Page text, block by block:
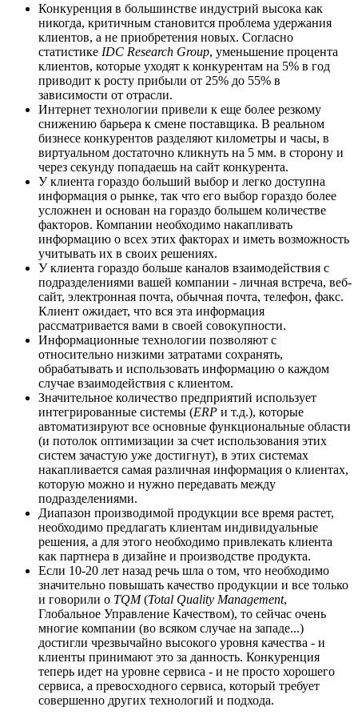
Конкуренция в большинстве индустрий высока как
никогда, критичным становится проблема удержания
клиентов, а не приобретения новых. Согласно
статистике IDC Research Group, уменьшение процента
клиентов, которые уходят к конкурентам на 5% в год
приводит к росту прибыли от 25% до 55% в
зависимости от отрасли.
Интернет технологии привели к еще более резкому
снижению барьера к смене поставщика. В реальном
бизнесе конкурентов разделяют километры и часы, в
виртуальном достаточно кликнуть на 5 мм. в сторону и
через секунду попадаешь на сайт конкурента.
У клиента гораздо больший выбор и легко доступна
информация о рынке, так что его выбор гораздо более
усложнен и основан на гораздо большем количестве
факторов. Компании необходимо накапливать
информацию о всех этих факторах и иметь возможность
учитывать их в своих решениях.
У клиента гораздо больше каналов взаимодействия с
подразделениями вашей компании - личная встреча, веб-
сайт, электронная почта, обычная почта, телефон, факс.
Клиент ожидает, что вся эта информация
рассматривается вами в своей совокупности.
Информационные технологии позволяют с
относительно низкими затратами сохранять,
обрабатывать и использовать информацию о каждом
случае взаимодействия с клиентом.
Значительное количество предприятий использует
интегрированные системы (ERP и т.д.), которые
автоматизируют все основные функциональные области
(и потолок оптимизации за счет использования этих
систем зачастую уже достигнут), в этих системах
накапливается самая различная информация о клиентах,
которую можно и нужно передавать между
подразделениями.
Диапазон производимой продукции все время растет,
необходимо предлагать клиентам индивидуальные
решения, а для этого необходимо привлекать клиента
как партнера в дизайне и производстве продукта.
Если 10-20 лет назад речь шла о том, что необходимо
значительно повышать качество продукции и все только
и говорили о TQM(Total Quality Management,
Глобальное Управление Качеством), то сейчас очень
многие компании (во всяком случае на западе...)
достигли чрезвычайно высокого уровня качества - и
клиенты принимают это за данность. Конкуренция
теперь идет на уровне сервиса - и не просто хорошего
сервиса, а превосходного сервиса, который требует
совершенно других технологий и подхода.